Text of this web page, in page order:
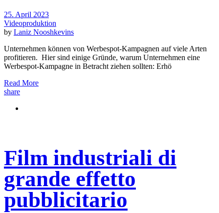
25. April 2023
Videoproduktion
by Laniz Nooshkevins
Unternehmen können von Werbespot-Kampagnen auf viele Arten
profitieren. Hier sind einige Gründe, warum Unternehmen eine
Werbespot-Kampagne in Betracht ziehen sollten: Erhö
Read More
share
Film industriali di
grande effetto
pubblicitario